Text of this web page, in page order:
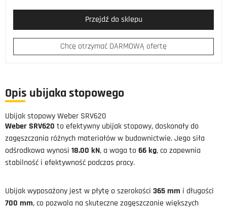
Przejdź do sklepu
Chcę otrzymać DARMOWĄ ofertę
Opis ubijaka stopowego
Ubijak stopowy Weber SRV620
Weber SRV620 to efektywny ubijak stopowy, doskonały do
zagęszczania różnych materiałów w budownictwie. Jego siła
odśrodkowa wynosi 18.00 kN, a waga to 66 kg, co zapewnia
stabilność i efektywność podczas pracy.
Ubijak wyposażony jest w płytę o szerokości 365 mm i długości
700 mm, co pozwala na skuteczne zagęszczanie większych